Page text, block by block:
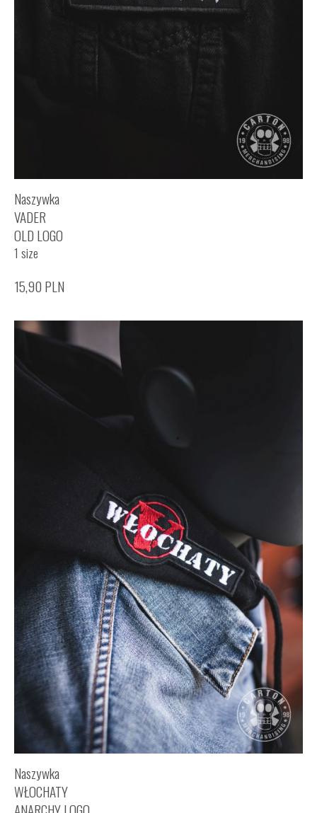
Naszywka
VADER
OLD LOGO
1 size
15,90 PLN
Naszywka
WŁOCHATY